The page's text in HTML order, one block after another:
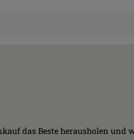
das Beste herausholen und